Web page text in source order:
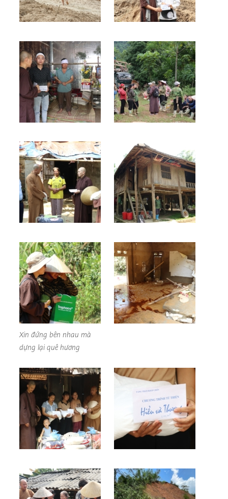
Xin đứng bên nhau mà
dựng lại quê hương